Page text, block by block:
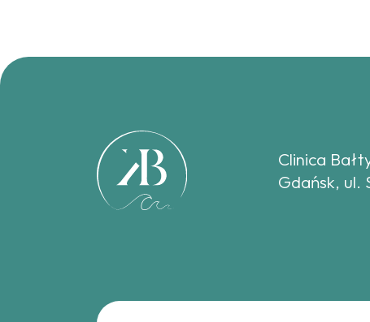
Clinica
Gdańsk, ul.